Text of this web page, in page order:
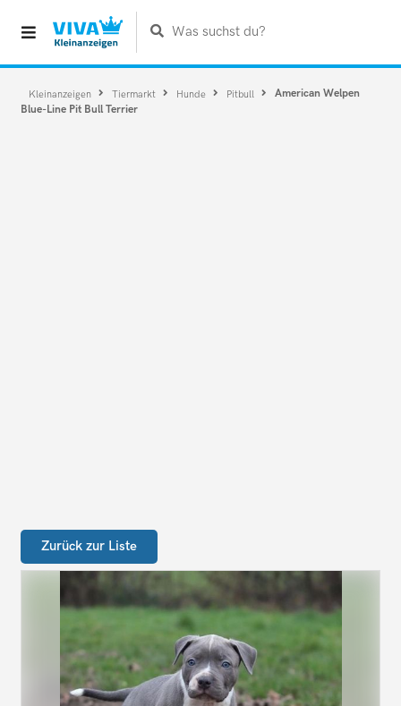
Was suchst du?
Kleinanzeigen Tiermarkt Hunde Pitbull
American Welpen
Blue-Line Pit Bull Terrier
Zurück zur Liste